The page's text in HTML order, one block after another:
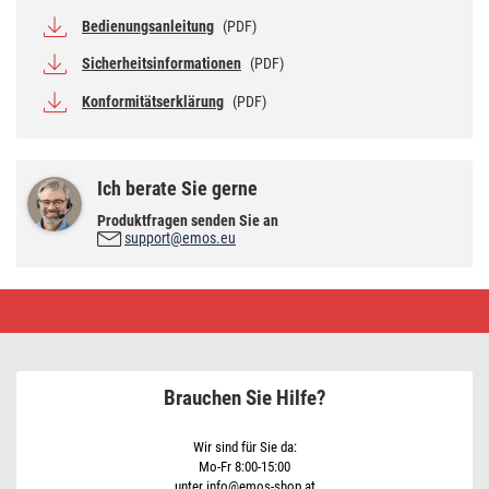
Bedienungsanleitung (PDF)
Sicherheitsinformationen (PDF)
Konformitätserklärung (PDF)
Ich berate Sie gerne
Produktfragen senden Sie an
support@emos.eu
110
Brauchen Sie Hilfe?
Wir sind für Sie da:
Mo-Fr 8:00-15:00